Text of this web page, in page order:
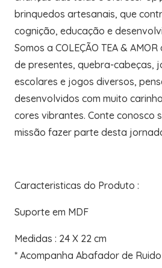
brinquedos artesanais, que
cognição, educação e
Somos a COLEÇÃO TEA &
de presentes, quebra-cabeças,
escolares e jogos diversos,
desenvolvidos com muito
cores vibrantes. Conte conosco
missão fazer parte desta
Caracteristicas do Produto :
Suporte em MDF
Medidas : 24 X 22 cm
* Acompanha Abafador de Ruido